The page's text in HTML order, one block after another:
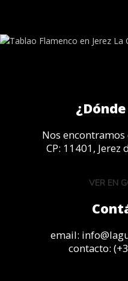
Nos encontramos
CP: 11401, Jerez
VER EN
email:
contacto: